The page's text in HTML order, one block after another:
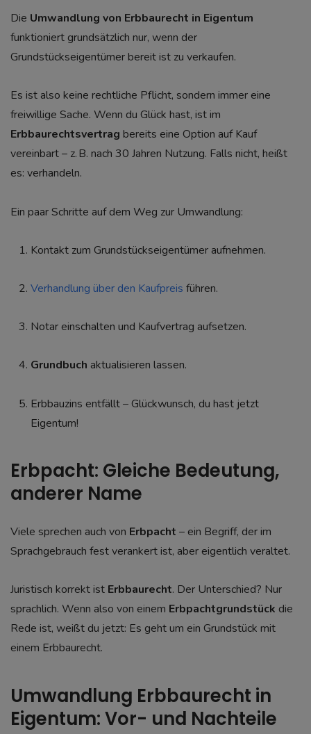
Die Umwandlung von Erbbaurecht in Eigentum
funktioniert grundsätzlich nur, wenn der
Grundstückseigentümer bereit ist zu verkaufen.
Es ist also keine rechtliche Pflicht, sondern immer eine
freiwillige Sache. Wenn du Glück hast, ist im
Erbbaurechtsvertrag bereits eine Option auf Kauf
vereinbart – z. B. nach 30 Jahren Nutzung. Falls nicht, heißt
es: verhandeln.
Ein paar Schritte auf dem Weg zur Umwandlung:
Kontakt zum Grundstückseigentümer aufnehmen.
Verhandlung über den Kaufpreis führen.
Notar einschalten und Kaufvertrag aufsetzen.
Grundbuch aktualisieren lassen.
Erbbauzins entfällt – Glückwunsch, du hast jetzt
Eigentum!
Erbpacht: Gleiche Bedeutung,
anderer Name
Viele sprechen auch von Erbpacht – ein Begriff, der im
Sprachgebrauch fest verankert ist, aber eigentlich veraltet.
Juristisch korrekt ist Erbbaurecht. Der Unterschied? Nur
sprachlich. Wenn also von einem Erbpachtgrundstück die
Rede ist, weißt du jetzt: Es geht um ein Grundstück mit
einem Erbbaurecht.
Umwandlung Erbbaurecht in
Eigentum: Vor- und Nachteile